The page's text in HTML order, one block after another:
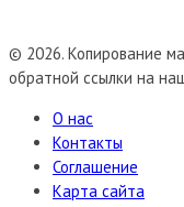
© 2026. Копирование
обратной ссылки на
О нас
Контакты
Соглашение
Карта сайта